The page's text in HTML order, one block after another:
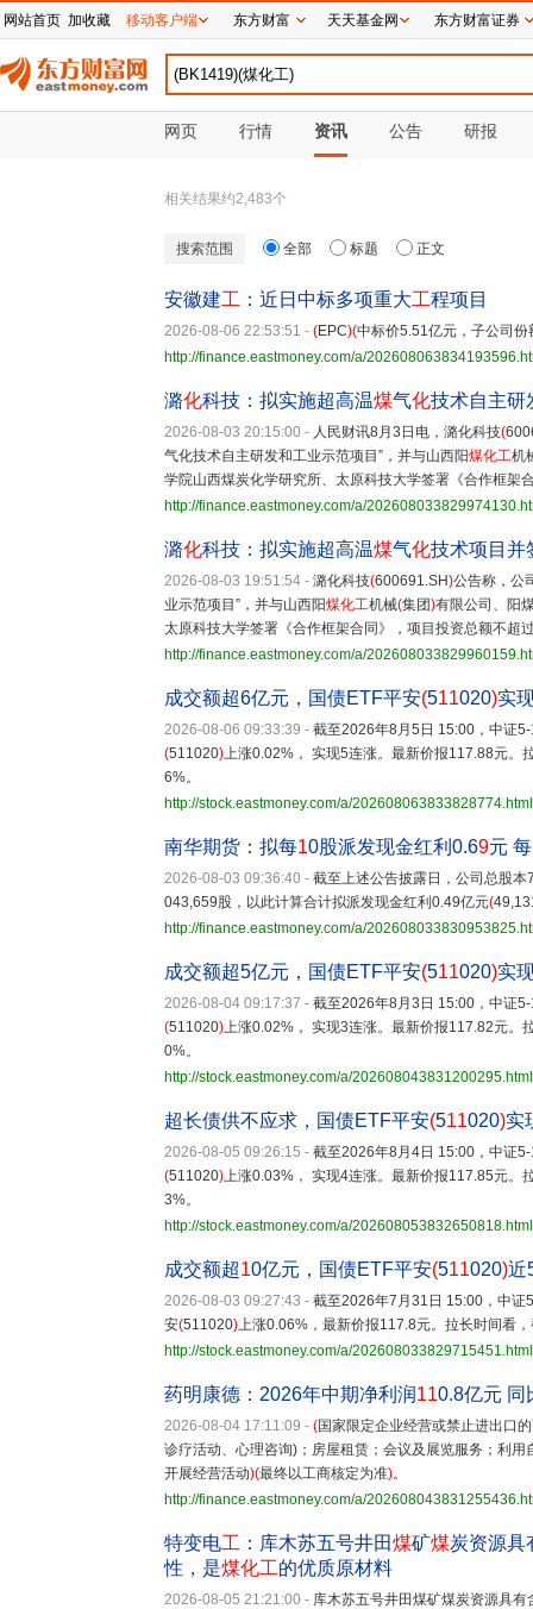
网页 行情 资讯 公告 研报
相关结果约2,483个
搜索范围 全部 标题 正文
安徽建工 ：近日中标多项重大工程项目
2026-08-06 22:53:51 - (EPC)(中标价5.51亿元，子公司份
http://finance.eastmoney.com/a/
潞化科技：拟实施超高温煤气化技术自主研
2026-08-03 20:15:00 - 人民财讯8月3日电，潞化科技(
气化技术自主研发和工业示范项目”，并与山西阳煤化工机
学院山西煤炭化学研究所、太原科技大学签署《合作框架
http://finance.eastmoney.com/a/
潞化科技：拟实施超高温煤气化技术项目并
2026-08-03 19:51:54 - 潞化科技(600691.SH)公告称，公
业示范项目”，并与山西阳煤化工机械(集团)有限公司、阳
太原科技大学签署《合作框架合同》，项目投资总额不超
http://finance.eastmoney.com/a/
成交额超6亿元，国债ETF平安(511020)实
2026-08-06 09:33:39 - 截至2026年8月5日 15:00，中证
(511020)上涨0.02%， 实现5连涨。最新价报117.88元。
6%。
http://stock.eastmoney.com/a/202608063833828774.html
南华期货：拟每10股派发现金红利0.69元 每
2026-08-03 09:36:40 - 截至上述公告披露日，公司总股
043,659股，以此计算合计拟派发现金红利0.49亿元(
http://finance.eastmoney.com/a/
成交额超5亿元，国债ETF平安(511020)实
2026-08-04 09:17:37 - 截至2026年8月3日 15:00，中证
(511020)上涨0.02%， 实现3连涨。最新价报117.82元。
0%。
http://stock.eastmoney.com/a/202608043831200295.html
超长债供不应求，国债ETF平安(511020)实
2026-08-05 09:26:15 - 截至2026年8月4日 15:00，中证
(511020)上涨0.03%， 实现4连涨。最新价报117.85元。
3%。
http://stock.eastmoney.com/a/202608053832650818.html
成交额超10亿元，国债ETF平安(511020)近
2026-08-03 09:27:43 - 截至2026年7月31日 15:00，中证
安(511020)上涨0.06%，最新价报117.8元。拉长时间看
http://stock.eastmoney.com/a/202608033829715451.html
药明康德：2026年中期净利润110.8亿元 同
2026-08-04 17:11:09 - (国家限定企业经营或禁止进出口
诊疗活动、心理咨询)；房屋租赁；会议及展览服务；利
开展经营活动)(最终以工商核定为准)。
http://finance.eastmoney.com/a/
特变电工 ：库木苏五号井田煤矿煤炭资源具
性，是煤化工的优质原材料
2026-08-05 21:21:00 - 库木苏五号井田煤矿煤炭资源具
网站首页 加收藏 移动客户端 东方财富 天天基金网 东方财富证券